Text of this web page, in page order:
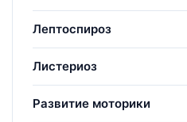
Лептоспироз
Листериоз
Развитие моторики